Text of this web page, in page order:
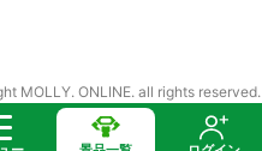
MOLLY. ONLINE. all rights reserved.